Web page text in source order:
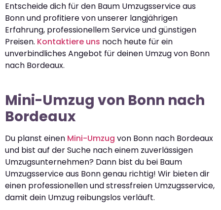
Entscheide dich für den Baum Umzugsservice aus
Bonn und profitiere von unserer langjährigen
Erfahrung, professionellem Service und günstigen
Preisen. Kontaktiere uns noch heute für ein
unverbindliches Angebot für deinen Umzug von Bonn
nach Bordeaux.
Mini-Umzug von Bonn nach
Bordeaux
Du planst einen Mini-Umzug von Bonn nach Bordeaux
und bist auf der Suche nach einem zuverlässigen
Umzugsunternehmen? Dann bist du bei Baum
Umzugsservice aus Bonn genau richtig! Wir bieten dir
einen professionellen und stressfreien Umzugsservice,
damit dein Umzug reibungslos verläuft.